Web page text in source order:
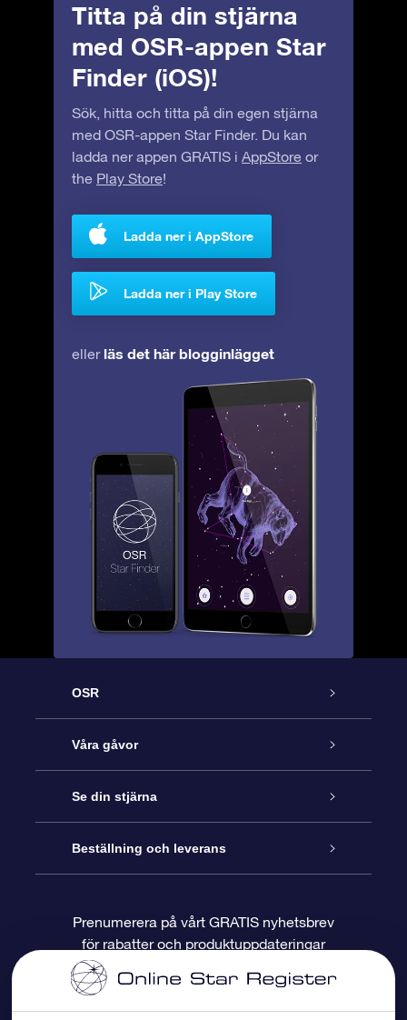
Titta på din stjärna
med OSR-appen Star
Finder (iOS)!
Sök, hitta och titta på din egen stjärna
med OSR-appen Star Finder. Du kan
ladda ner appen GRATIS i AppStore or
the Play Store!
Ladda ner i AppStore
Ladda ner i Play Store
eller läs det här blogginlägget
OSR
Kundtjänst
Kontakta oss
Blogg
Recensioner
Våra gåvor
Online-Stjärngåva
OSR Gåvopaket
OSR Presentkort
Företagspresenter
Se din stjärna
Stjärnregiste
Personlig Stjärnsida
One Million Stars
Beställning och leverans
Betalningsinformation
Prenumerera på vårt GRATIS nyhetsbrev
för rabatter och produktuppdateringar